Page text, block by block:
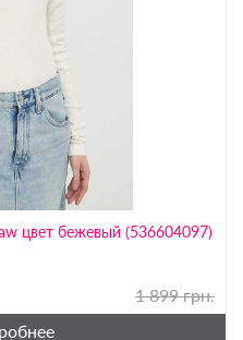
цвет бежевый (536604097)
1 899 грн.